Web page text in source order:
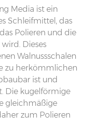
Media ist ein
Schleifmittel, das
Polieren und die
Dieses
Walnussschalen
zu herkömmlichen
ist und
Die kugelförmige
gleichmäßige
zum Polieren